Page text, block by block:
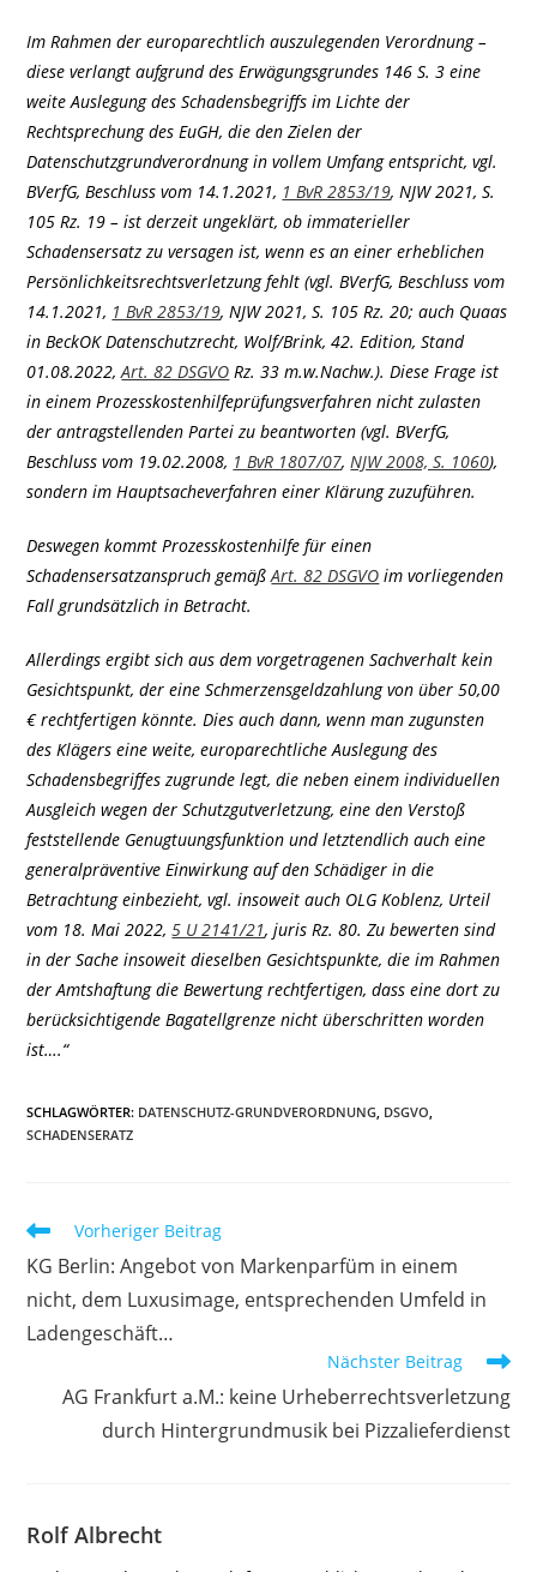
Im Rahmen der europarechtlich auszulegenden Verordnung –
diese verlangt aufgrund des Erwägungsgrundes 146 S. 3 eine
weite Auslegung des Schadensbegriffs im Lichte der
Rechtsprechung des EuGH, die den Zielen der
Datenschutzgrundverordnung in vollem Umfang entspricht, vgl.
BVerfG, Beschluss vom 14.1.2021, 1 BvR 2853/19, NJW 2021, S.
105 Rz. 19 – ist derzeit ungeklärt, ob immaterieller
Schadensersatz zu versagen ist, wenn es an einer erheblichen
Persönlichkeitsrechtsverletzung fehlt (vgl. BVerfG, Beschluss vom
14.1.2021, 1 BvR 2853/19, NJW 2021, S. 105 Rz. 20; auch Quaas
in BeckOK Datenschutzrecht, Wolf/Brink, 42. Edition, Stand
01.08.2022,Art. 82 DSGVO Rz. 33 m.w.Nachw.). Diese Frage ist
in einem Prozesskostenhilfeprüfungsverfahren nicht zulasten
der antragstellenden Partei zu beantworten (vgl. BVerfG,
Beschluss vom 19.02.2008, 1 BvR 1807/07,NJW 2008, S. 1060),
sondern im Hauptsacheverfahren einer Klärung zuzuführen.
Deswegen kommt Prozesskostenhilfe für einen
Schadensersatzanspruch gemäßArt. 82 DSGVO im vorliegenden
Fall grundsätzlich in Betracht.
Allerdings ergibt sich aus dem vorgetragenen Sachverhalt kein
Gesichtspunkt, der eine Schmerzensgeldzahlung von über 50,00
€ rechtfertigen könnte. Dies auch dann, wenn man zugunsten
des Klägers eine weite, europarechtliche Auslegung des
Schadensbegriffes zugrunde legt, die neben einem individuellen
Ausgleich wegen der Schutzgutverletzung, eine den Verstoß
feststellende Genugtuungsfunktion und letztendlich auch eine
generalpräventive Einwirkung auf den Schädiger in die
Betrachtung einbezieht, vgl. insoweit auch OLG Koblenz, Urteil
vom 18. Mai 2022,5 U 2141/21, juris Rz. 80. Zu bewerten sind
in der Sache insoweit dieselben Gesichtspunkte, die im Rahmen
der Amtshaftung die Bewertung rechtfertigen, dass eine dort zu
berücksichtigende Bagatellgrenze nicht überschritten worden
ist….“
SCHLAGWÖRTER: DATENSCHUTZ-GRUNDVERORDNUNG DSGVO
SCHADENSERATZ
Weitere
ansehen
Vorheriger Beitrag
KG Berlin: Angebot von Markenparfüm in einem
nicht, dem Luxusimage, entsprechenden Umfeld in
Ladengeschäft…
Nächster Beitrag
AG Frankfurt a.M.: keine Urheberrechtsverletzung
durch Hintergrundmusik bei Pizzalieferdienst
Rolf Albrecht